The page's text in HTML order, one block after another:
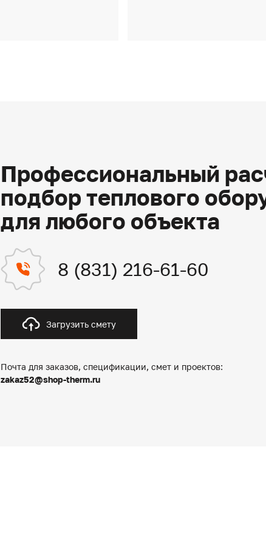
Профессиональный
подбор теплового
для любого объекта
8 (831) 216-61-60
Загрузить смету
Почта для заказов, спецификации, смет и проектов:
zakaz52@shop-therm.ru